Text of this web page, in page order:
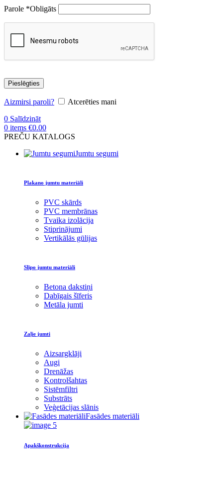
Parole *Obligāts
Pieslēgties
Aizmirsi paroli?
Atcerēties mani
0 Salīdzināt
0 items €0.00
PREČU KATALOGS
Jumtu segumi
Plakano jumtu materiāli
PVC skārds
PVC membrānas
Tvaika izolācija
Stiprinājumi
Vertikālās gūlijas
Slīpo jumtu materiāli
Betona dakstiņi
Dabīgais šīferis
Metāla jumti
Zaļie jumti
Aizsargklāji
Augi
Drenāžas
Kontrolšahtas
Sistēmfiltri
Substrāts
Veģetācijas slānis
Fasādes materiāli
Apakškonstrukcija